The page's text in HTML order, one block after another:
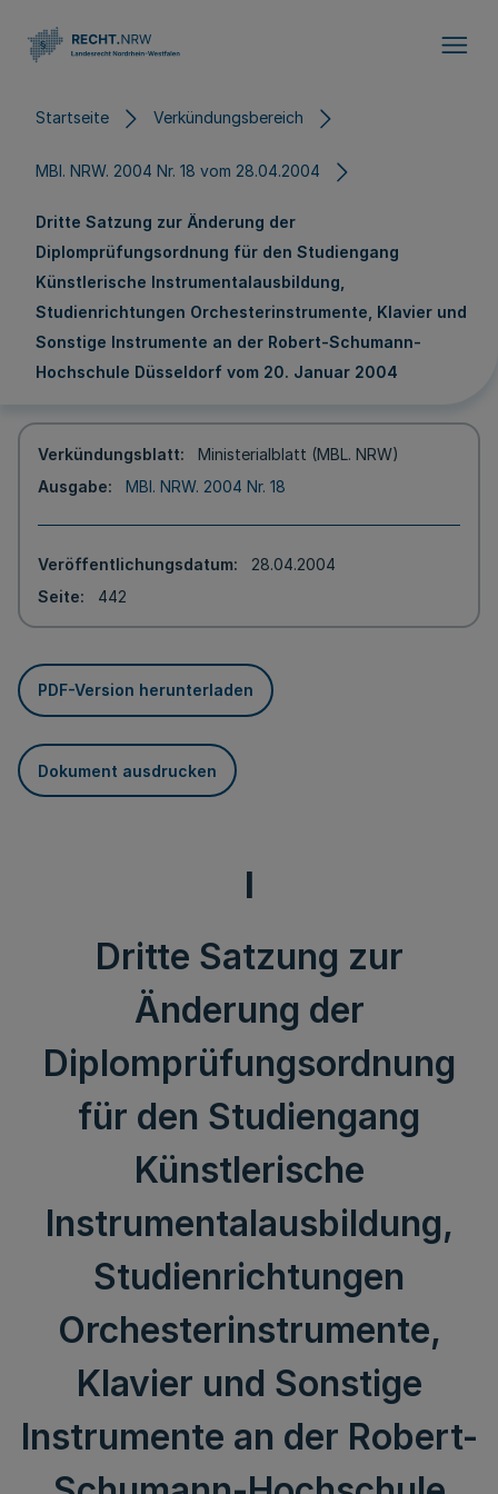
Startseite Verkündungsbereich
MBl. NRW. 2004 Nr. 18 vom 28.04.2004
Dritte Satzung zur Änderung der
Diplomprüfungsordnung für den Studiengang
Künstlerische Instrumentalausbildung,
Studienrichtungen Orchesterinstrumente, Klavier und
Sonstige Instrumente an der Robert-Schumann-
Hochschule Düsseldorf vom 20. Januar 2004
Verkündungsblatt
Ministerialblatt (MBL. NRW)
Ausgabe
MBl. NRW. 2004 Nr. 18
Veröffentlichungsdatum
28.04.2004
Seite
442
PDF-Version herunterladen
Dokument ausdrucken
I
Dritte Satzung zur
Änderung der
Diplomprüfungsordnung
für den Studiengang
Künstlerische
Instrumentalausbildung,
Studienrichtungen
Orchesterinstrumente,
Klavier und Sonstige
Instrumente an der Robert-